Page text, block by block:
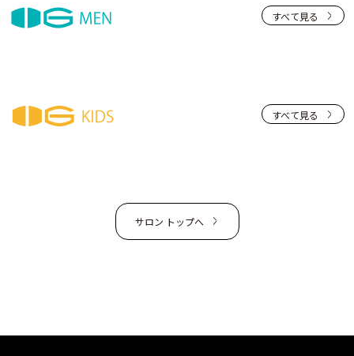
すべて見る
すべて見る
サロン トップへ